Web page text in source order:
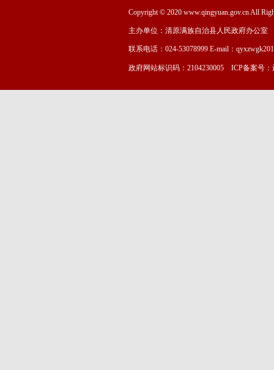
Copyright © 2020 www.qingyuan.gov.cn All
主办单位：清原满族自治县人民政府办公室
联系电话：024-53078999 E-mail：
政府网站标识码：2104230005 ICP备案号：